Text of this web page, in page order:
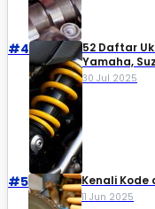
#4
52 Daftar
Yamaha,
30 Jul 2025
#5 Kenali Kode
11 Jun 2025